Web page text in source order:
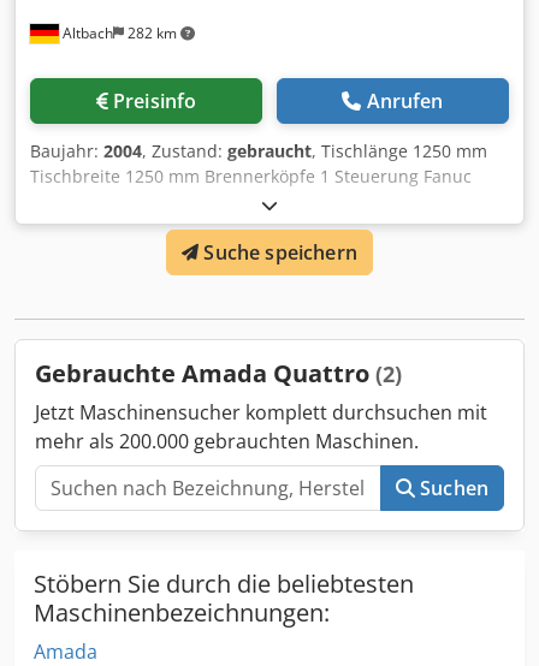
CO2:He2:N2 = 5:40:55 (+/- 2 % je Vol.) 1,75 (+/- 0,25) kgf/cm²
9" Farb-LCD RS232C-Schnittstelle Luftgekühlt,
Bodenaufstellung Komplett mit: - Chiller Djdpouk U I Ujfx
Altbach 282 km
Preisinfo Anrufen
Baujahr: 2004, Zustand: gebraucht, Tischlänge 1250 mm
Tischbreite 1250 mm Brennerköpfe 1 Steuerung Fanuc
Dodpfehly Hlex Abqskr Leistung 1000 Watt Verfahrweg - z
100 mm Verfahrweg x / y 1260/1260 mm
Verfahrgeschwindigkeit 30/30/42 mm/sec Gasverbrauch 10
Liter/Std. Gesamtleistungsbedarf 22 kW Maschinengewicht
Suche speichern
Gebrauchte Amada Quattro (2)
Jetzt Maschinensucher komplett durchsuchen mit
mehr als 200.000 gebrauchten Maschinen.
Suchen
Stöbern Sie durch die beliebtesten
Maschinenbezeichnungen:
Amada